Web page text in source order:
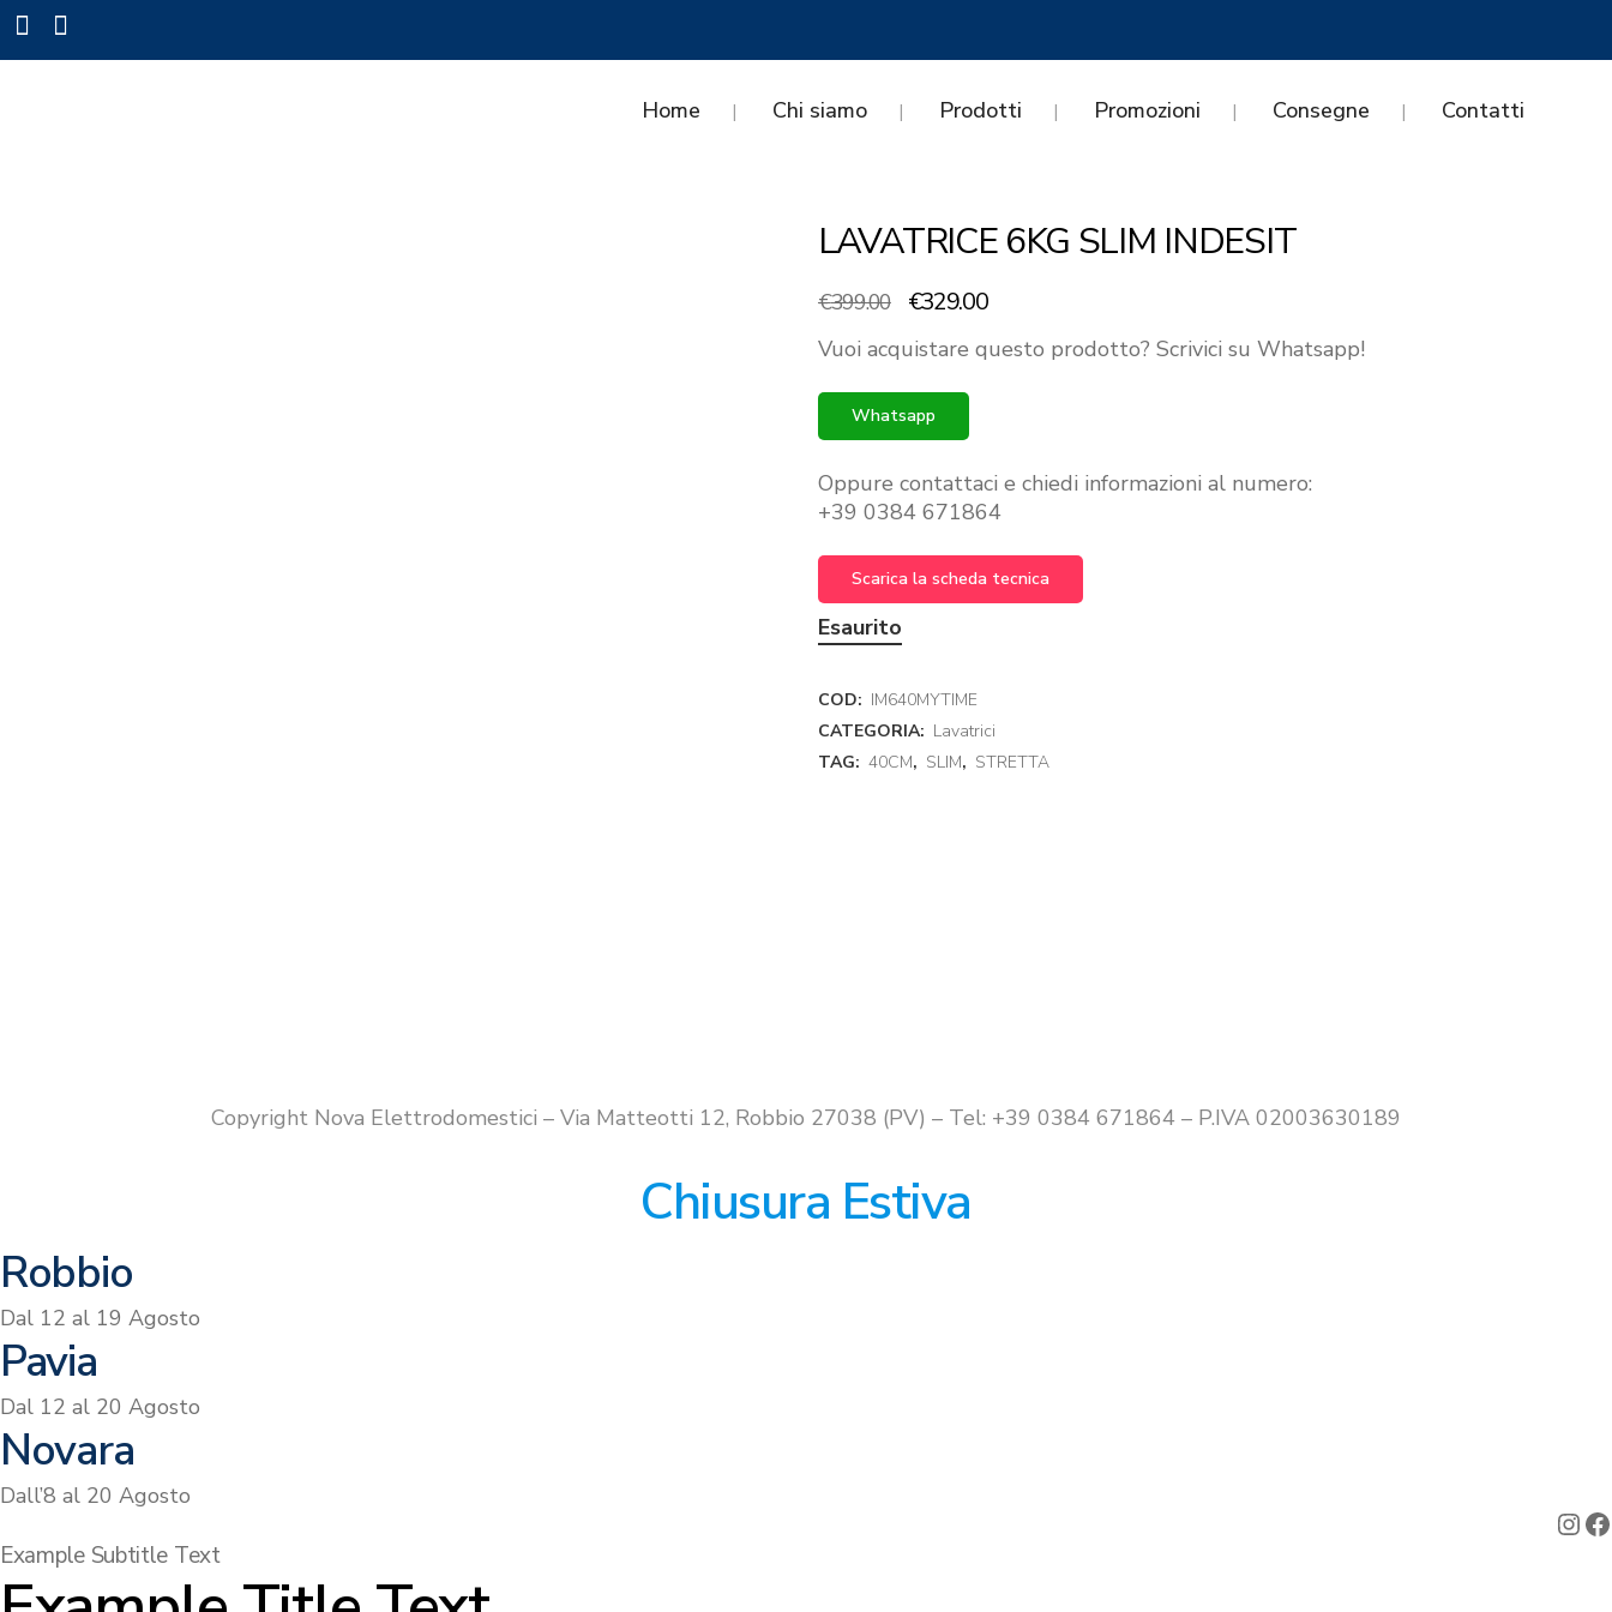
Home Chi siamo Prodotti Promozioni Consegne Contatti
LAVATRICE 6KG SLIM INDESIT
€399.00
Il
originale
era:
€399.00.
€329.00Il
attuale
Vuoi acquistare questo prodotto? Scrivici su Whatsapp!
Whatsapp
Oppure contattaci e chiedi informazioni al numero:
+39 0384 671864
Scarica la scheda tecnica
Esaurito
COD: IM640MYTIME
CATEGORIA: Lavatrici
TAG: 40CM, SLIM, STRETTA
Copyright Nova Elettrodomestici – Via Matteotti 12, Robbio 27038 (PV) – Tel: +39 0384 671864 – P.IVA 02003630189
Chiusura Estiva
Robbio
Dal 12 al 19 Agosto
Pavia
Dal 12 al 20 Agosto
Novara
Dall’8 al 20 Agosto
Example Subtitle Text